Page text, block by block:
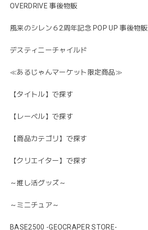
OVERDRIVE 事後物販
風来のシレン６2周年記念 POP UP 事後物販
デスティニーチャイルド
≪あるじゃんマーケット限定商品≫
【タイトル】で探す
【レーベル】で探す
【商品カテゴリ】で探す
【クリエイター】で探す
～推し活グッズ～
～ミニチュア～
BASE2500 -GEOCRAPER STORE-